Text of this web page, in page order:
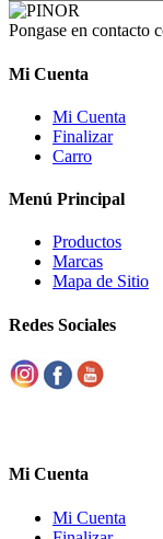
Pongase en contacto
Mi Cuenta
Mi Cuenta
Finalizar
Carro
Menú Principal
Productos
Marcas
Mapa de Sitio
Redes Sociales
Mi Cuenta
Mi Cuenta